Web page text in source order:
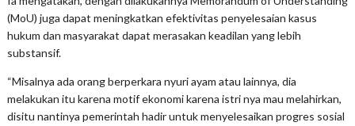
(MoU) juga dapat meningkatkan efektivitas penyelesaian kasus
hukum dan masyarakat dapat merasakan keadilan yang lebih
substansif.
“Misalnya ada orang berperkara nyuri ayam atau lainnya, dia
melakukan itu karena motif ekonomi karena istri nya mau melahirkan,
disitu nantinya pemerintah hadir untuk menyelesaikan progres sosial